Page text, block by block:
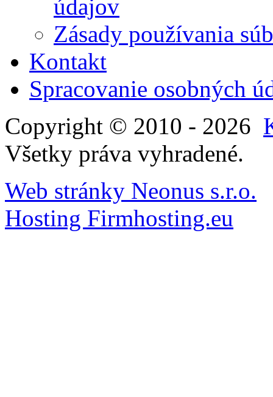
údajov
Zásady používania
Kontakt
Spracovanie osobných
Copyright © 2010 - 2026
Všetky práva vyhradené.
Web stránky Neonus s.r.o.
Hosting Firmhosting.eu